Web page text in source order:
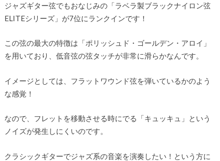
ジャズギター弦でもおなじみの「ラベラ製ブラックナイロン弦
ELITEシリーズ」が7位にランクインです！
この弦の最大の特徴は「ポリッシュド・ゴールデン・アロイ」
を用いており、低音弦の弦タッチが非常に滑らかなんです。
イメージとしては、フラットワウンド弦を弾いているかのよう
な感覚！
なので、フレットを移動させる時にでる「キュッキュ」という
ノイズが発生しにくいのです。
クラシックギターでジャズ系の音楽を演奏したい！という方に